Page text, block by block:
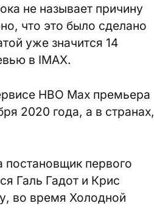
не называет причину
что это было сделано
уже значится 14
в IMAX.
HBO Max премьера
2020 года, а в странах,
первого
Галь Гадот и Крис
во время Холодной